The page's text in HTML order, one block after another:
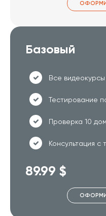
Базовый
Все
Тестирование
Проверка 10
Консультация
89.99 $